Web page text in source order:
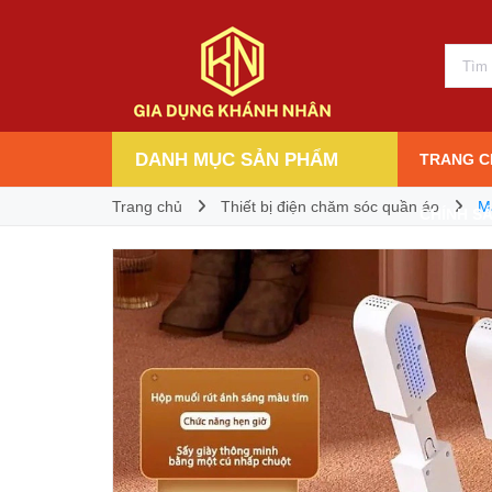
DANH MỤC SẢN PHẨM TRANG
CHÍNH
Trang chủ Thiết bị điện chăm sóc quần áo
Giá bán: 98.000₫